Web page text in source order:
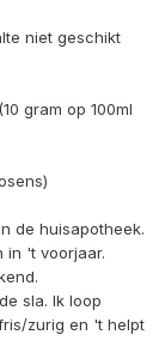
niet geschikt
gram op 100ml
de huisapotheek.
in 't voorjaar.
sla. Ik loop
zurig en 't helpt